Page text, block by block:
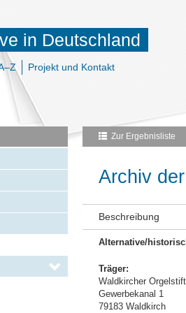
in Deutschland
Projekt und Kontakt
Zur Ergebnisliste
Archiv
Beschreibung
Alternative/
Träger:
Waldkircher
Gewerbekanal 1
79183 Waldkirch